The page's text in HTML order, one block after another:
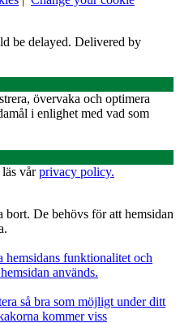
be delayed. Delivered by
övervaka och optimera
i enlighet med vad som
vårprivacy policy.
bort. De behövs för att hemsidan
hemsidans funktionalitet och
används.
så bra som möjligt under ditt
kommer viss